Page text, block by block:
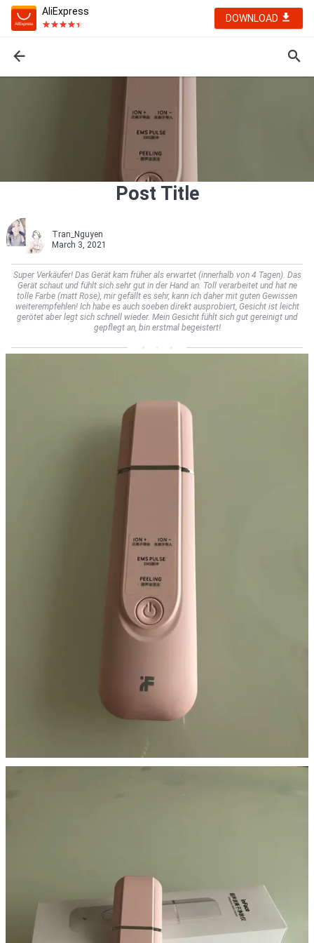
AliExpress
DOWNLOAD
Post Title
Tran_Nguyen
March 3, 2021
Super Verkäufer! Das Gerät kam früher als erwartet (innerhalb von 4 Tagen). Das
Gerät schaut und fühlt sich sehr gut in der Hand an. Toll verarbeitet und hat ne
tolle Farbe (matt Rose), mir gefällt es sehr, kann ich daher mit guten Gewissen
weiterempfehlen! Ich habe es auch soeben direkt ausprobiert, Gesicht ist leicht
gerötet aber legt sich schnell wieder. Mein Gesicht fühlt sich gut gereinigt und
gepflegt an, bin erstmal begeistert!